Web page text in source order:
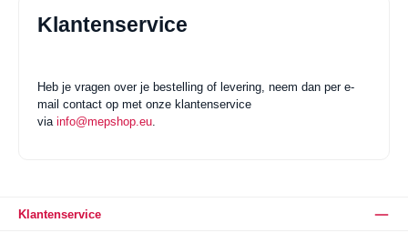
Klantenservice
Heb je vragen over je bestelling of levering, neem dan per e-
mail contact op met onze klantenservice
via info@mepshop.eu
Klantenservice